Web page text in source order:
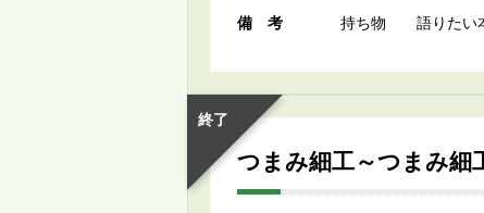
備考 持ち物 語りたい
終了
つまみ細工～つまみ細